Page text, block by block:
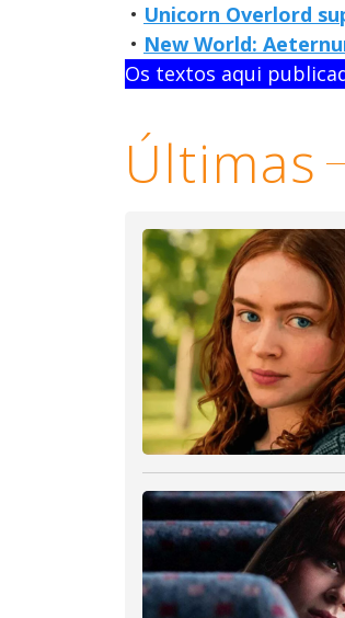
• Unicorn Overlord
• New World:
Os textos aqui
Últimas